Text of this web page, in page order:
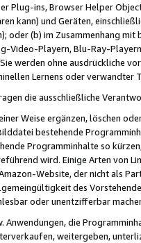
Plug-ins, Browser Helper
kann) und Geräten,
oder (b) im Zusammenhang
Video-Playern, Blu-Ray-
werden ohne ausdrückliche
Lernens oder
die ausschließliche
Weise ergänzen, löschen
bestehende
Programminhalte so
wird. Einige Arten von
Website, der nicht als
des
oder unentzifferbar
die
weitergeben,